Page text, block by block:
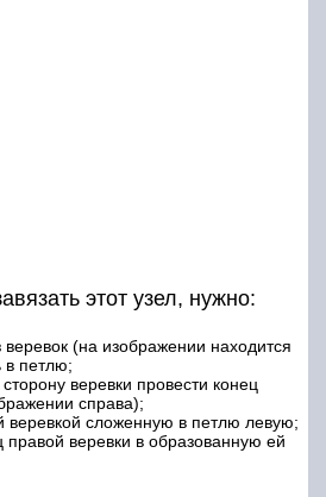
этот узел, нужно:
веревок (на изображении находится
в петлю;
веревки провести конец
справа);
веревкой сложенную в петлю левую;
правой веревки в образованную ей